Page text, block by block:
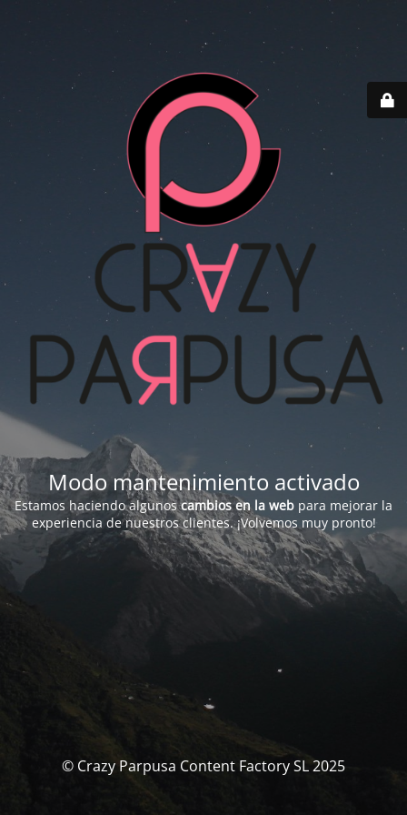
Modo mantenimiento activado
Estamos haciendo algunoscambios en la web para mejorar la
experiencia de nuestros clientes. ¡Volvemos muy pronto!
© Crazy Parpusa Content Factory SL 2025